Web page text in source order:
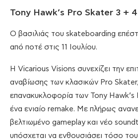
Tony Hawk’s Pro Skater 3 +
Ο βασιλιάς του skateboarding
από ποτέ στις 11 Ιουλίου.
Η Vicarious Visions συνεχίζει την
αναβίωσης των κλασικών Pro
επανακυκλοφορία των Tony
ένα ενιαίο remake. Με πλήρως
βελτιωμένο gameplay και νέο
υπόσχεται να ενθουσιάσει τόσο